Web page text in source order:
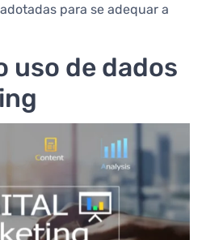
para se adequar a
uso de dados